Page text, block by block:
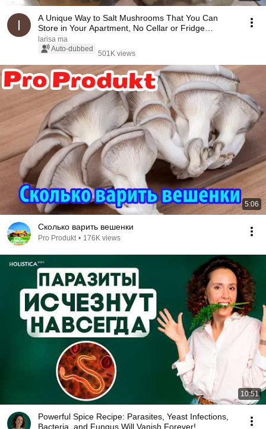
A Unique Way to Salt Mushrooms That You Can
Store in Your Apartment, No Cellar or Fridge
Needed!
larisa ma
Auto-dubbed
501K views
5:06
Сколько варить вешенки
Pro Produkt • 176K views
10:51
Powerful Spice Recipe: Parasites, Yeast Infections,
Bacteria, and Fungus Will Vanish Forever!